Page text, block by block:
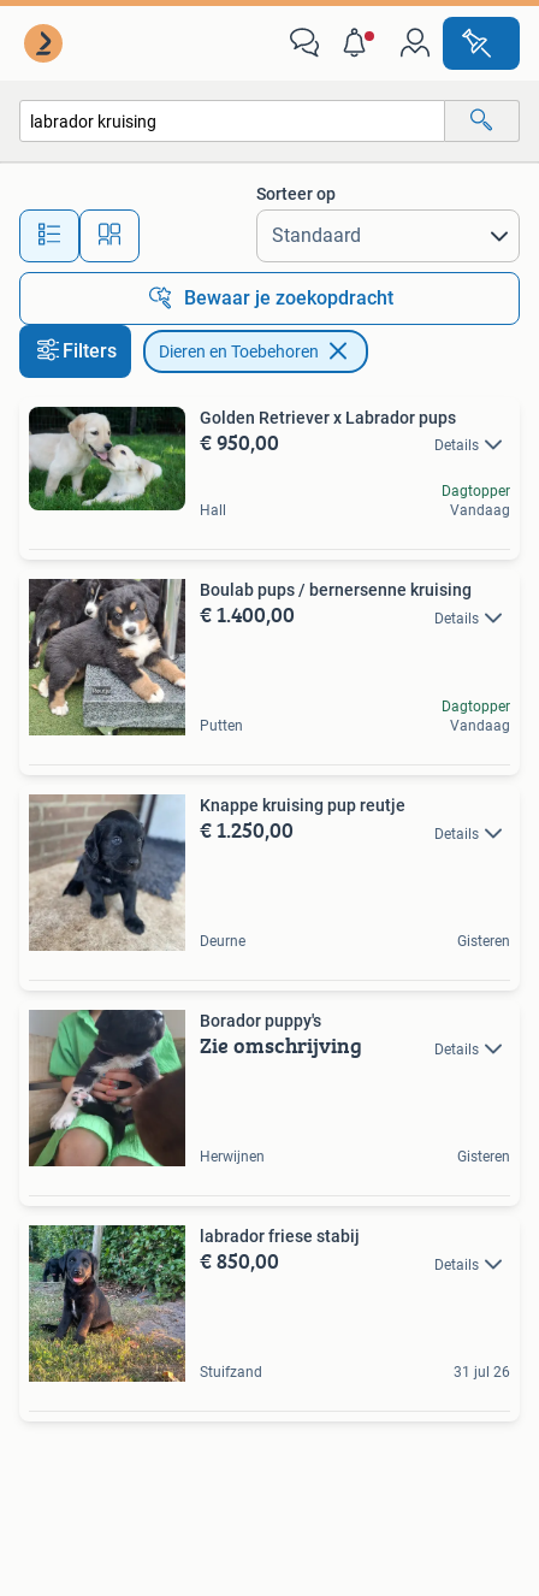
Alle afstanden…
Sorteer op
Bewaar je zoekopdracht
Filters Dieren en Toebehoren
Golden Retriever x Labrador pups
€ 950,00 Details
Hall
Dagtopper
Vandaag
Boulab pups / bernersenne kruising
€ 1.400,00 Details
Putten
Dagtopper
Vandaag
Knappe kruising pup reutje
€ 1.250,00 Details
Deurne Gisteren
Borador puppy's
Zie omschrijving Details
Herwijnen Gisteren
labrador friese stabij
€ 850,00 Details
Stuifzand 31 jul 26